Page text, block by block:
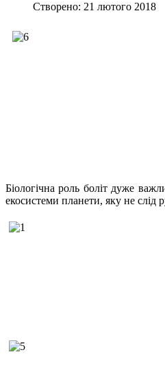
Створено: 21 лютого 2018
Біологічна роль боліт дуже
екосистеми планети, яку не слід